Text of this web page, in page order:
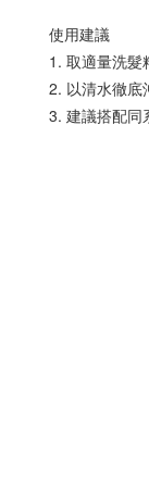
使用建議
1. 取適量洗髮
2. 以清水徹底
3. 建議搭配同